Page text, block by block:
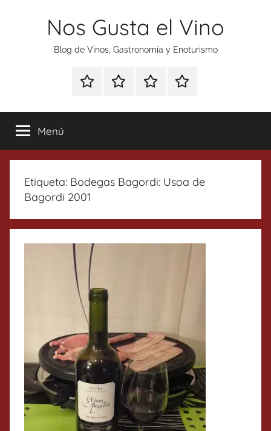
Nos Gusta el Vino
Blog de Vinos, Gastronomía y Enoturismo
Especial
Tonics
Enoturismo
Gastronomía
RankingContacto
Menú
Etiqueta: Bodegas Bagordi: Usoa de
Bagordi 2001